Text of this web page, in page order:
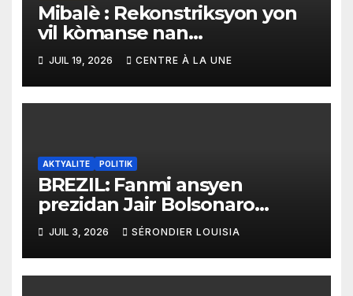
Mibalè : Rekonstriksyon yon
vil kòmanse nan
rekonstriksyon lespri moun
yo
JUIL 19, 2026 CENTRE À LA UNE
AKTYALITE POLITIK
BREZIL: Fanmi ansyen
prezidan Jair Bolsonaro
mande gouvènman ameriken
an ogmante taks sou tout
pwodui Brezil ap vann Etazini
jiska fen ane 2026 la
JUIL 3, 2026 SÉRONDIER LOUISIA